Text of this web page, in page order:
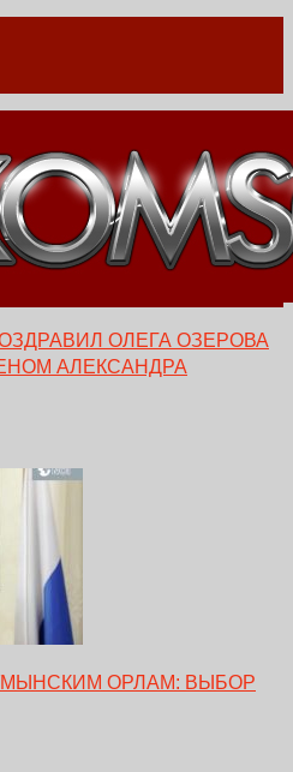
ОЛЕГА ОЗЕРОВА
АЛЕКСАНДРА
ОРЛАМ: ВЫБОР